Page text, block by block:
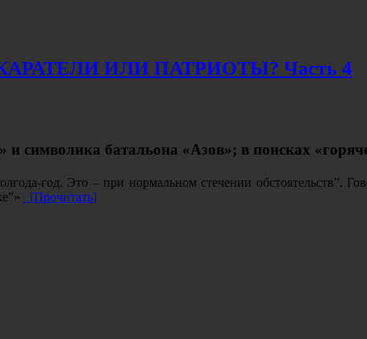
ИЛИ ПАТРИОТЫ? Часть 4
символика батальона «Азов»; в поисках
год. Это – при нормальном стечении обстоятельств”.
[Прочитать]